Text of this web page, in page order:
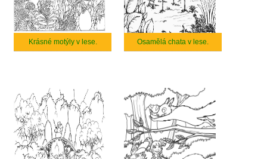
Krásné motýly v lese. Osamělá chata v lese.